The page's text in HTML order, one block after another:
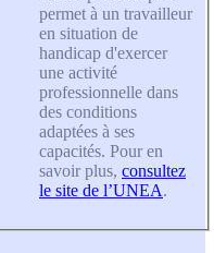
permet à un travailleur
en situation de
handicap d'exercer
une activité
professionnelle dans
des conditions
adaptées à ses
capacités. Pour en
savoir plus, consultez
le site de l’UNEA.